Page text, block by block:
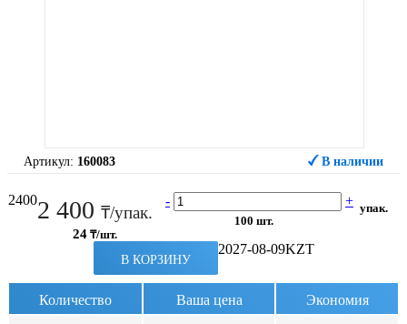
Артикул: 160083 В наличии
24002 400 ₸/упак.
24 ₸/шт.
- +
100 шт.
упак.
В КОРЗИНУ
2027-08-09KZT
Количество Ваша цена Экономия